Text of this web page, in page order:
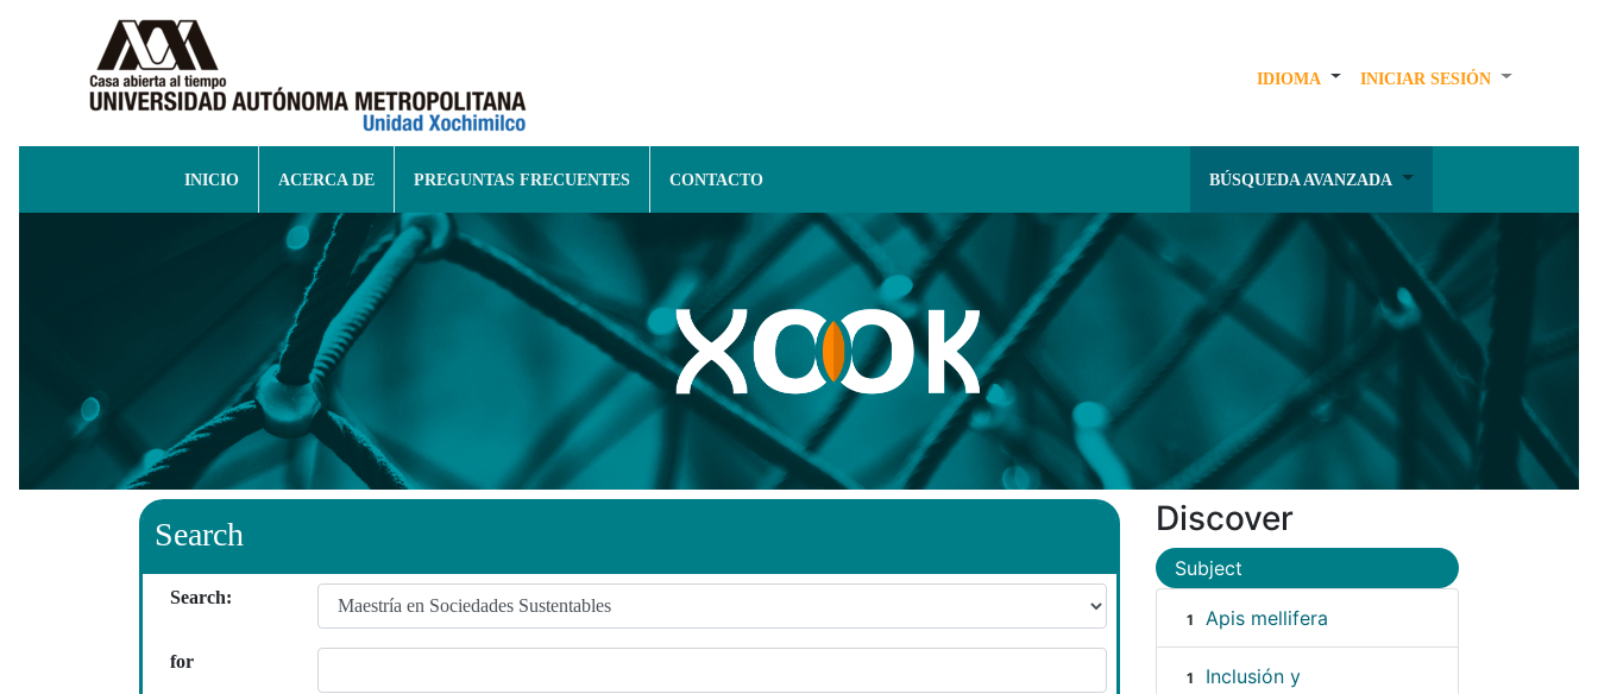
IDIOMA INICIAR SESIÓN
INICIO ACERCA DE PREGUNTAS FRECUENTES CONTACTO BÚSQUEDA AVANZADA
Search
Search:
for
Discover
Subject
1 Apis mellifera
1
Inclusión y